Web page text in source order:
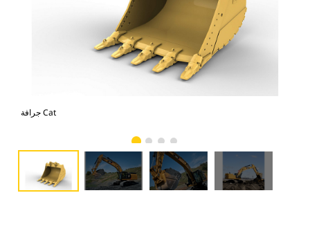
جرافة Cat